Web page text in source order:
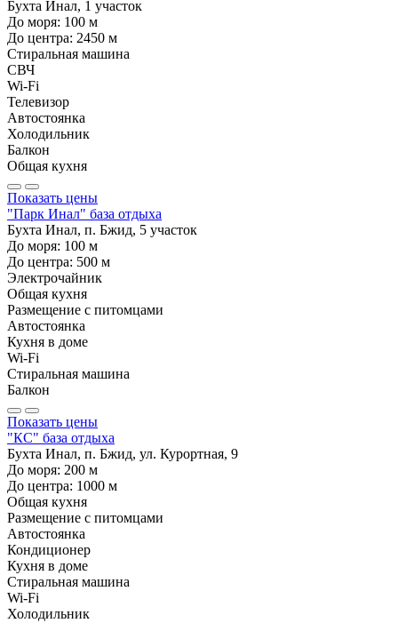
Бухта Инал, 1 участок
До моря: 100 м
До центра: 2450 м
Стиральная машина
СВЧ
Wi-Fi
Телевизор
Автостоянка
Холодильник
Балкон
Общая кухня
Показать цены
"Парк Инал" база отдыха
Бухта Инал, п. Бжид, 5 участок
До моря: 100 м
До центра: 500 м
Электрочайник
Общая кухня
Размещение с питомцами
Автостоянка
Кухня в доме
Wi-Fi
Стиральная машина
Балкон
Показать цены
"КС" база отдыха
Бухта Инал, п. Бжид, ул. Курортная, 9
До моря: 200 м
До центра: 1000 м
Общая кухня
Размещение с питомцами
Автостоянка
Кондиционер
Кухня в доме
Стиральная машина
Wi-Fi
Холодильник